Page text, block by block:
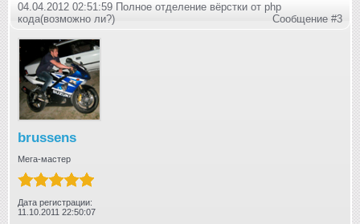
04.04.2012 02:51:59 Полное отделение вёрстки от php
кода(возможно ли?)
Сообщение #3
brussens
Мега-мастер
Дата регистрации:
11.10.2011 22:50:07